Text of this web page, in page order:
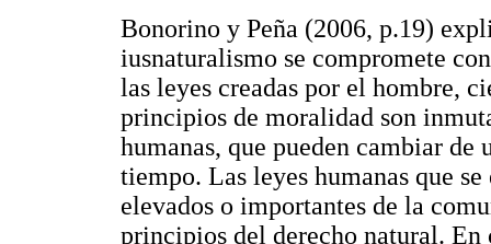
Bonorino y Peña (2006, p.19)
iusnaturalismo se compromete
las leyes creadas por el hombre,
principios de moralidad son
humanas, que pueden cambiar
tiempo. Las leyes humanas que
elevados o importantes de la
principios del derecho natural.